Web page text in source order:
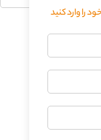
را وارد کنید